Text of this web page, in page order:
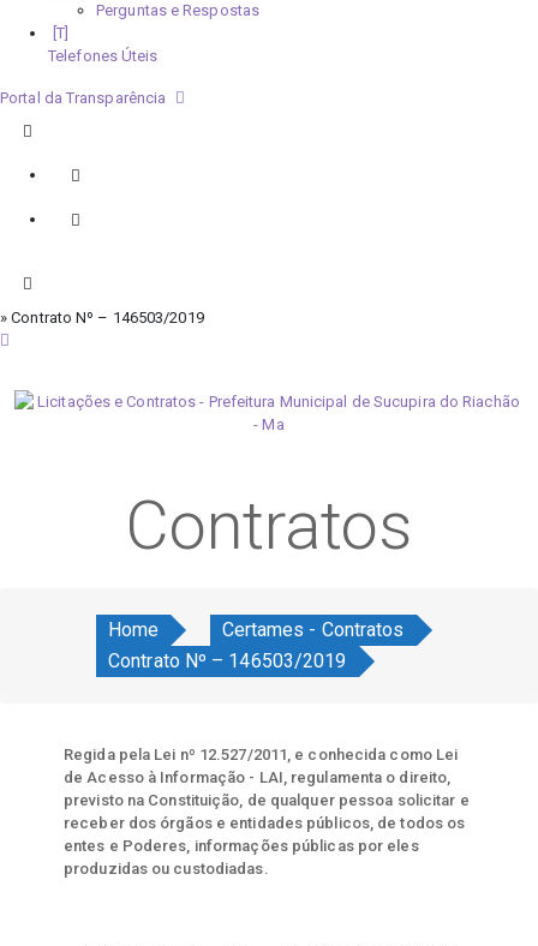
Perguntas e Respostas
Telefones Úteis
Portal da Transparência
» Contrato Nº – 146503/2019
Contratos
Home
Certames - Contratos
Contrato Nº – 146503/2019
Regida pela Lei nº 12.527/2011, e conhecida como Lei
de Acesso à Informação - LAI, regulamenta o direito,
previsto na Constituição, de qualquer pessoa solicitar e
receber dos órgãos e entidades públicos, de todos os
entes e Poderes, informações públicas por eles
produzidas ou custodiadas.